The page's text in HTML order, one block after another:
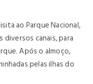
ao Parque Nacional,
diversos canais, para
Após o almoço,
pelas ilhas do